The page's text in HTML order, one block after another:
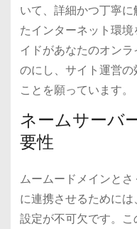
いて、詳細かつ丁寧
たインターネット環
イドがあなたのオン
のにし、サイト運営
ことを願っています。
ネームサーバ
要性
ムームードメインと
に連携させるために
設定が不可欠です。